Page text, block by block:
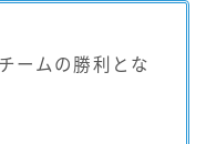
ームの勝利とな